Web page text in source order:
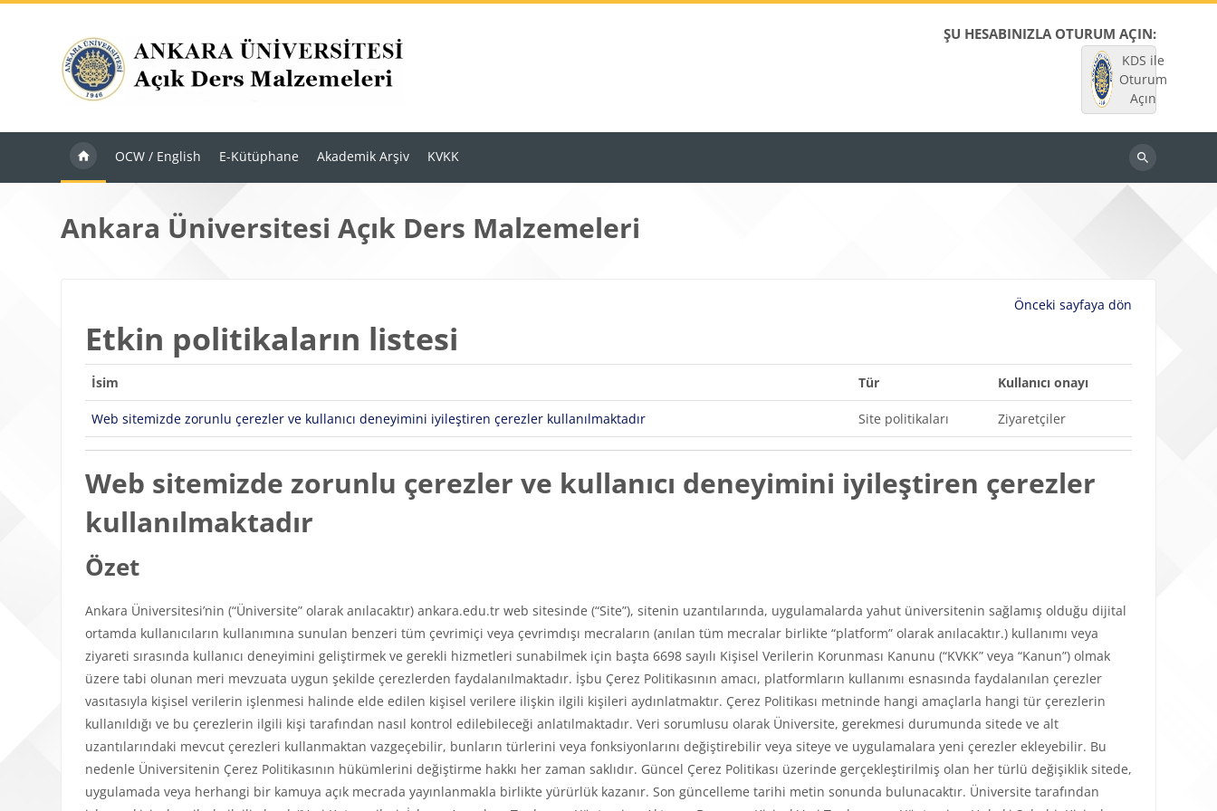
ŞU HESABINIZLA OTURUM AÇIN:
KDS ile
Oturum
Açın
OCW / English E-Kütüphane Akademik Arşiv KVKK
Dersleri
ara
Ankara Üniversitesi Açık Ders Malzemeleri
Önceki sayfaya dön
Etkin politikaların listesi
İsim Tür Kullanıcı onayı
Web sitemizde zorunlu çerezler ve kullanıcı deneyimini iyileştiren çerezler kullanılmaktadır Site politikaları Ziyaretçiler
Web sitemizde zorunlu çerezler ve kullanıcı deneyimini iyileştiren çerezler
kullanılmaktadır
Özet
Ankara Üniversitesi’nin (“Üniversite” olarak anılacaktır) ankara.edu.tr web sitesinde (“Site”), sitenin uzantılarında, uygulamalarda yahut üniversitenin sağlamış olduğu dijital
ortamda kullanıcıların kullanımına sunulan benzeri tüm çevrimiçi veya çevrimdışı mecraların (anılan tüm mecralar birlikte “platform” olarak anılacaktır.) kullanımı veya
ziyareti sırasında kullanıcı deneyimini geliştirmek ve gerekli hizmetleri sunabilmek için başta 6698 sayılı Kişisel Verilerin Korunması Kanunu (“KVKK” veya “Kanun”) olmak
üzere tabi olunan meri mevzuata uygun şekilde çerezlerden faydalanılmaktadır. İşbu Çerez Politikasının amacı, platformların kullanımı esnasında faydalanılan çerezler
vasıtasıyla kişisel verilerin işlenmesi halinde elde edilen kişisel verilere ilişkin ilgili kişileri aydınlatmaktır. Çerez Politikası metninde hangi amaçlarla hangi tür çerezlerin
kullanıldığı ve bu çerezlerin ilgili kişi tarafından nasıl kontrol edilebileceği anlatılmaktadır. Veri sorumlusu olarak Üniversite, gerekmesi durumunda sitede ve alt
uzantılarındaki mevcut çerezleri kullanmaktan vazgeçebilir, bunların türlerini veya fonksiyonlarını değiştirebilir veya siteye ve uygulamalara yeni çerezler ekleyebilir. Bu
nedenle Üniversitenin Çerez Politikasının hükümlerini değiştirme hakkı her zaman saklıdır. Güncel Çerez Politikası üzerinde gerçekleştirilmiş olan her türlü değişiklik sitede,
uygulamada veya herhangi bir kamuya açık mecrada yayınlanmakla birlikte yürürlük kazanır. Son güncelleme tarihi metin sonunda bulunacaktır. Üniversite tarafından